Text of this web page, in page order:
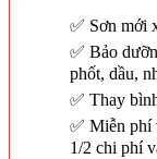
Sơn mới
Bảo
phốt, dầu,
Thay
Miễn phí
1/2 chi phí